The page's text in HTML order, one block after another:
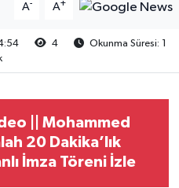
A- A+
4
Okunma Süresi: 1
|| Mohammed
20 Dakika’lık
İmza Töreni İzle